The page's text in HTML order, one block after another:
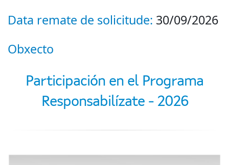
Data remate de solicitude: 30/09/2026
Obxecto
Participación en el Programa
Responsabilízate - 2026